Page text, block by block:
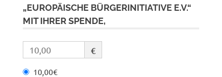
„EUROPÄISCHE BÜRGERINITIATIVE E.V.“
MIT IHRER SPENDE,
€
10,00€